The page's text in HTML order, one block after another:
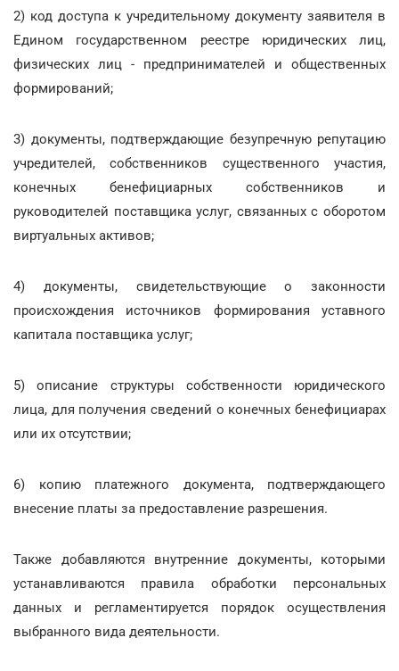
2) код доступа к учредительному документу заявителя в
Едином государственном реестре юридических лиц,
физических лиц - предпринимателей и общественных
формирований;
3) документы, подтверждающие безупречную репутацию
учредителей, собственников существенного участия,
конечных бенефициарных собственников и
руководителей поставщика услуг, связанных с оборотом
виртуальных активов;
4) документы, свидетельствующие о законности
происхождения источников формирования уставного
капитала поставщика услуг;
5) описание структуры собственности юридического
лица, для получения сведений о конечных бенефициарах
или их отсутствии;
6) копию платежного документа, подтверждающего
внесение платы за предоставление разрешения.
Также добавляются внутренние документы, которыми
устанавливаются правила обработки персональных
данных и регламентируется порядок осуществления
выбранного вида деятельности.